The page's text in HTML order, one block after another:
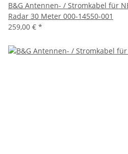
B&G Antennen- / Stromkabel für
Radar 30 Meter 000-14550-001
259,00 € *